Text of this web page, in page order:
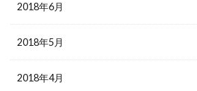
2018年6月
2018年5月
2018年4月